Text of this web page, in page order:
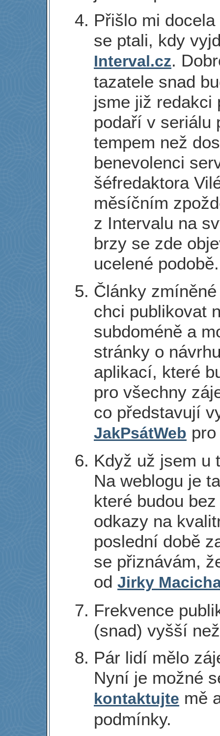
Přišlo mi
se ptali, kdy
Interval.cz.
tazatele snad
jsme již redakci
podaří v seriálu
tempem než
benevolenci
šéfredaktora
měsíčním
z Intervalu na
brzy se zde
ucelené podobě.
Články
chci publikovat
subdoméně a
stránky o
aplikací, které
pro všechny
co představují
JakPsátWeb
Když už jsem u
Na weblogu je
které budou
odkazy na
poslední době
se přiznávám,
od Jirky
Frekvence
(snad) vyšší
Pár lidí mělo
Nyní je možné
kontaktujte mě
podmínky.